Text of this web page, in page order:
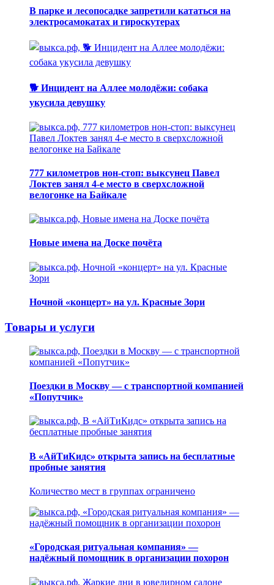
В парке и лесопосадке запретили кататься на
электросамокатах и гироскутерах
🐕 Инцидент на Аллее молодёжи: собака
укусила девушку
777 километров нон-стоп: выксунец Павел
Локтев занял 4-е место в сверхсложной
велогонке на Байкале
Новые имена на Доске почёта
Ночной «концерт» на ул. Красные Зори
Товары и услуги
Поездки в Москву — с транспортной компанией
«Попутчик»
В «АйТиКидс» открыта запись на бесплатные
пробные занятия
Количество мест в группах ограничено
«Городская ритуальная компания» —
надёжный помощник в организации похорон